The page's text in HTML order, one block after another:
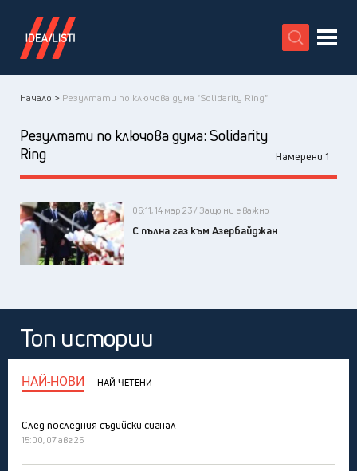
X
Начало > Резултати по ключова дума "Solidarity Ring"
Резултати по ключова дума: Solidarity
Ring
Намерени 1
06:11, 14 мар 23 / Защо ни е важно
С пълна газ към Азербайджан
Топ истории
НАЙ-НОВИ НАЙ-ЧЕТЕНИ
След последния съдийски сигнал
15:00, 07 авг 26